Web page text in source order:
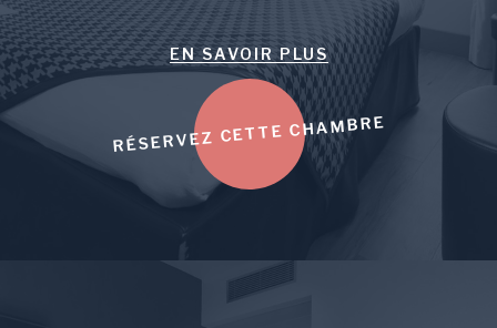
EN SAVOIR PLUS
RÉSERVEZ CETTE CHAMBRE